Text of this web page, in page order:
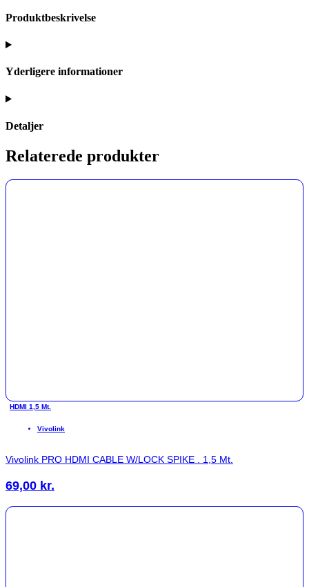
Produktbeskrivelse
Yderligere informationer
Detaljer
Relaterede produkter
HDMI 1,5 Mt.
Vivolink
Vivolink PRO HDMI CABLE W/LOCK SPIKE . 1,5 Mt.
69,00 kr.